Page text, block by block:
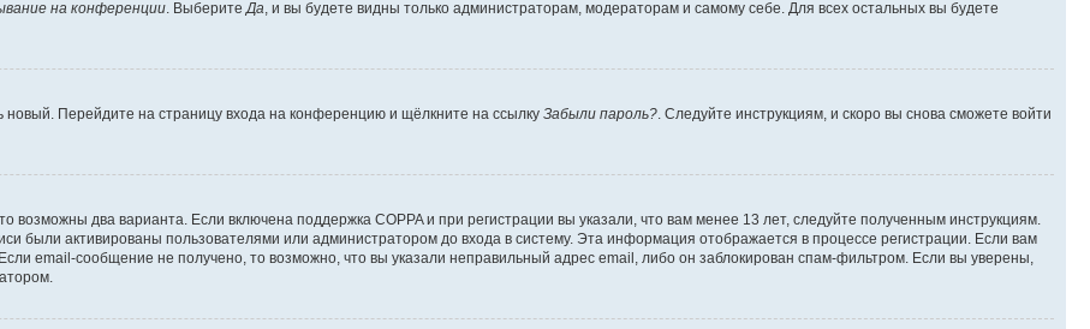
на конференции . Выберите Да , и вы будете видны только администраторам, модераторам и самому себе. Для всех остальных вы будете
новый. Перейдите на страницу входа на конференцию и щёлкните на ссылку Забыли пароль? . Следуйте инструкциям, и скоро вы снова сможете войти
возможны два варианта. Если включена поддержка COPPA и при регистрации вы указали, что вам менее 13 лет, следуйте полученным инструкциям.
были активированы пользователями или администратором до входа в систему. Эта информация отображается в процессе регистрации. Если вам
email-сообщение не получено, то возможно, что вы указали неправильный адрес email, либо он заблокирован спам-фильтром. Если вы уверены,